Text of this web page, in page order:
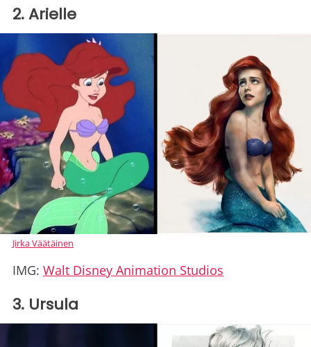
2. Arielle
Jirka Väätäinen
IMG: Walt Disney Animation Studios
3. Ursula